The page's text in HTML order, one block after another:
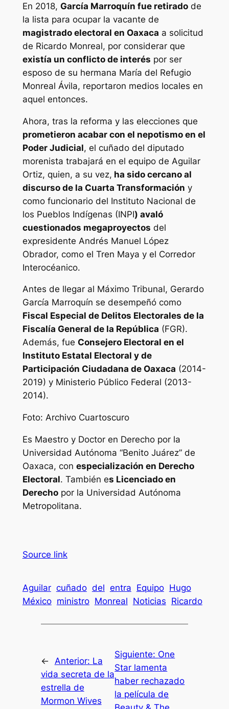
En 2018, García Marroquín fue retiradode
la lista para ocupar la vacante de
magistrado electoral en Oaxaca a solicitud
de Ricardo Monreal, por considerar que
existía un conflicto de interés por ser
esposo de su hermana María del Refugio
Monreal Ávila, reportaron medios locales en
aquel entonces.
Ahora, tras la reforma y las elecciones que
prometieron acabar con el nepotismo en el
Poder Judicial, el cuñado del diputado
morenista trabajará en el equipo de Aguilar
Ortiz, quien, a su vez, ha sido cercano al
discurso de la Cuarta Transformación y
como funcionario del Instituto Nacional de
los Pueblos Indígenas (INPI) avaló
cuestionados megaproyectos del
expresidente Andrés Manuel López
Obrador, como el Tren Maya y el Corredor
Interocéanico.
Antes de llegar al Máximo Tribunal, Gerardo
García Marroquín se desempeñó como
Fiscal Especial de Delitos Electorales de la
Fiscalía General de la República (FGR).
Además, fue Consejero Electoral en el
Instituto Estatal Electoral y de
Participación Ciudadana de Oaxaca (2014-
2019) y Ministerio Público Federal (2013-
2014).
Foto: Archivo Cuartoscuro
Es Maestro y Doctor en Derecho por la
Universidad Autónoma “Benito Juárez” de
Oaxaca, con especialización en Derecho
Electoral. También es Licenciado en
Derechopor la Universidad Autónoma
Metropolitana.
Source link
Aguilar cuñado del entra Equipo Hugo
México ministro Monreal Noticias Ricardo
← Anterior: La
vida secreta de la
estrella de
Mormon Wives
Siguiente: One
Star lamenta
haber rechazado
la película de